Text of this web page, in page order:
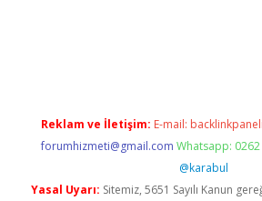
Reklam ve İletişim: E-mail:
forumhizmeti@gmail.com Whatsapp:
@karabul
Yasal Uyarı: Sitemiz, 5651 Sayılı Kanun